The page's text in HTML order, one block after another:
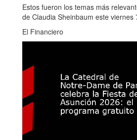
Estos fueron los temas más
de Claudia Sheinbaum este viernes
El Financiero